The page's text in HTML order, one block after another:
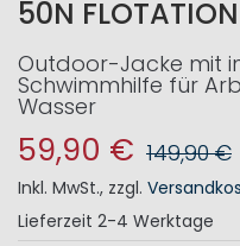
50N
Outdoor-Jacke mit
Schwimmhilfe für
Wasser
59,90 € 149,90 €
Inkl. MwSt., zzgl.
Lieferzeit 2-4 Werktage